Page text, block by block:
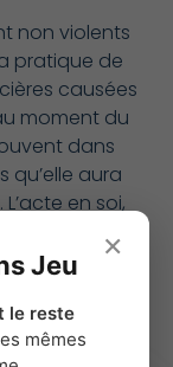
non violents
pratique de
causées
moment du
dans
qu’elle aura
en soi,
un vol.
×
Jeu
le reste
mêmes